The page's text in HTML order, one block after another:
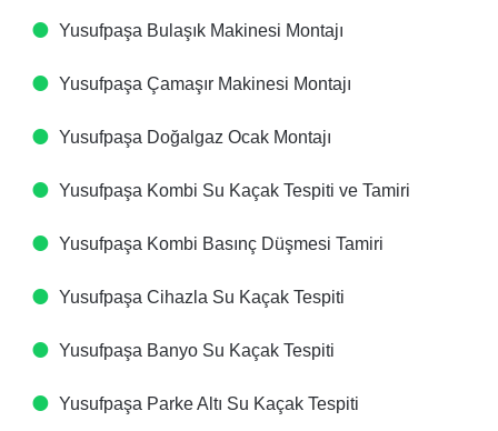
Yusufpaşa Bulaşık Makinesi Montajı
Yusufpaşa Çamaşır Makinesi Montajı
Yusufpaşa Doğalgaz Ocak Montajı
Yusufpaşa Kombi Su Kaçak Tespiti ve Tamiri
Yusufpaşa Kombi Basınç Düşmesi Tamiri
Yusufpaşa Cihazla Su Kaçak Tespiti
Yusufpaşa Banyo Su Kaçak Tespiti
Yusufpaşa Parke Altı Su Kaçak Tespiti